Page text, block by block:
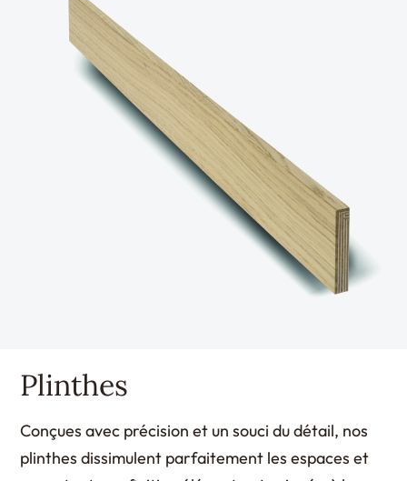
Plinthes
Conçues avec précision et un souci du détail, nos
plinthes dissimulent parfaitement les espaces et